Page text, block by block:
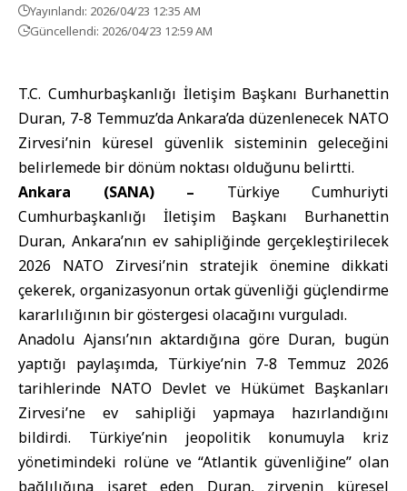
Yayınlandı: 2026/04/23 12:35 AM
Güncellendi: 2026/04/23 12:59 AM
T.C. Cumhurbaşkanlığı İletişim Başkanı Burhanettin
Duran, 7-8 Temmuz’da Ankara’da düzenlenecek NATO
Zirvesi’nin küresel güvenlik sisteminin geleceğini
belirlemede bir dönüm noktası olduğunu belirtti.
Ankara (SANA) – Türkiye Cumhuriyti
Cumhurbaşkanlığı İletişim Başkanı Burhanettin
Duran, Ankara’nın ev sahipliğinde gerçekleştirilecek
2026 NATO Zirvesi’nin stratejik önemine dikkati
çekerek, organizasyonun ortak güvenliği güçlendirme
kararlılığının bir göstergesi olacağını vurguladı.
Anadolu Ajansı’nın aktardığına göre Duran, bugün
yaptığı paylaşımda, Türkiye’nin 7-8 Temmuz 2026
tarihlerinde NATO Devlet ve Hükümet Başkanları
Zirvesi’ne ev sahipliği yapmaya hazırlandığını
bildirdi. Türkiye’nin jeopolitik konumuyla kriz
yönetimindeki rolüne ve “Atlantik güvenliğine” olan
bağlılığına işaret eden Duran, zirvenin küresel